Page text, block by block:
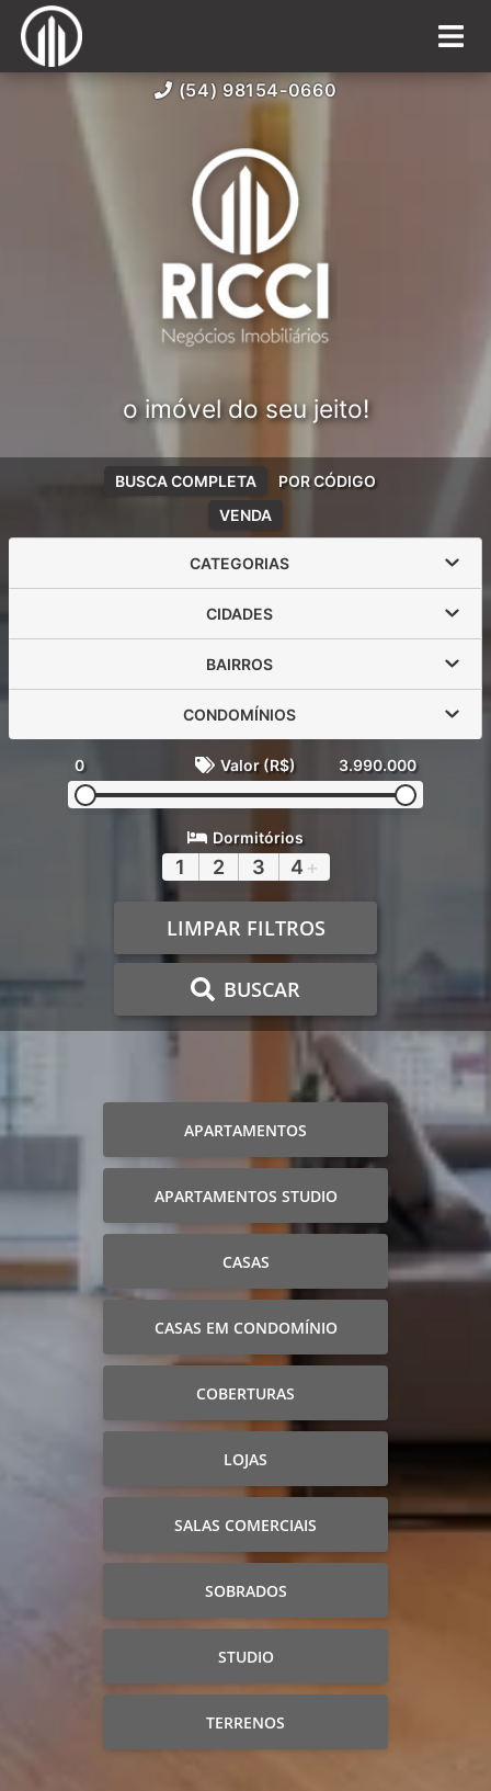
(54) 98154-0660
o imóvel do seu jeito!
VENDA
BUSCA COMPLETA POR CÓDIGO
CATEGORIAS
CIDADES
BAIRROS
CONDOMÍNIOS
0 Valor (R$) 3.990.000
Dormitórios
1 2 3 4 +
LIMPAR FILTROS
BUSCAR
APARTAMENTOS
APARTAMENTOS STUDIO
CASAS
CASAS EM CONDOMÍNIO
COBERTURAS
LOJAS
SALAS COMERCIAIS
SOBRADOS
STUDIO
TERRENOS